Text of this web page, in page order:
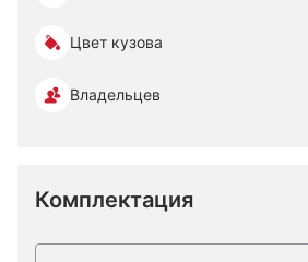
Цвет кузова
Владельцев
Комплектация